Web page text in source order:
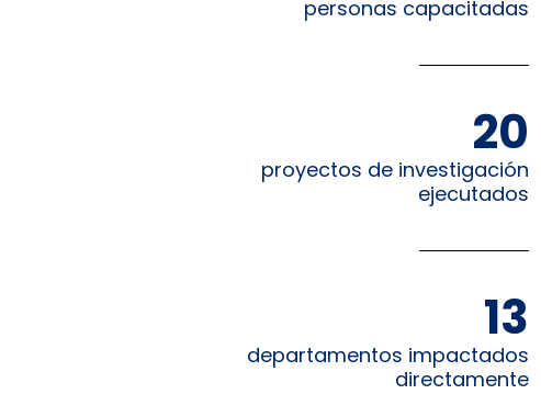
personas capacitadas
20
proyectos de investigación
ejecutados
13
departamentos impactados
directamente